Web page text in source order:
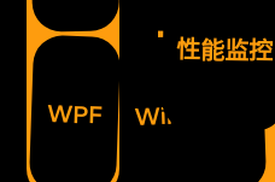
WPF WinForms
性能监控